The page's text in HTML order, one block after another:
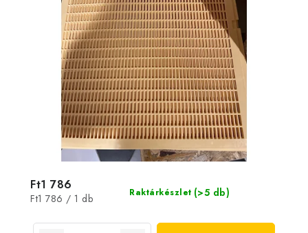
Raktárkészlet (>5 db)
Ft1 786
Egységár:
Ft1 786 / 1 db